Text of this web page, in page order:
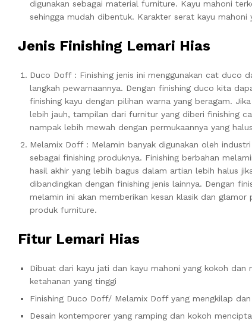
digunakan sebagai material furniture. Kayu mahoni
sehingga mudah dibentuk. Karakter serat kayu
Jenis Finishing Lemari Hias
Duco Doff : Finishing jenis ini menggunakan cat duco
langkah pewarnaannya. Dengan finishing duco kita
finishing kayu dengan pilihan warna yang beragam.
lebih jauh, tampilan dari furnitur yang diberi finishing
nampak lebih mewah dengan permukaannya yang
Melamix Doff : Melamin banyak digunakan oleh
sebagai finishing produknya. Finishing berbahan
hasil akhir yang lebih bagus dalam artian lebih halus
dibandingkan dengan finishing jenis lainnya. Dengan
melamin ini akan memberikan kesan klasik dan glamor
produk furniture.
Fitur Lemari Hias
Dibuat dari kayu jati dan kayu mahoni yang kokoh dan
ketahanan yang tinggi
Finishing Duco Doff/ Melamix Doff yang mengkilap
Desain kontemporer yang ramping dan kokoh